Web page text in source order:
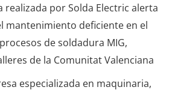
realizada por Solda Electric alerta
mantenimiento deficiente en el
de soldadura MIG,
de la Comunitat Valenciana
especializada en maquinaria,